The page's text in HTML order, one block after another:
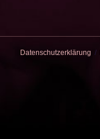
Datenschutzerklärung